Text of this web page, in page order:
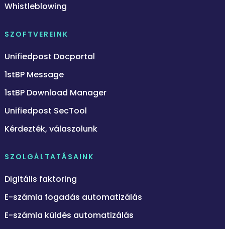
Whistleblowing
SZOFTVEREINK
Unifiedpost Docportal
1stBP Message
1stBP Download Manager
Unifiedpost SecTool
Kérdezték, válaszolunk
SZOLGÁLTATÁSAINK
Digitális faktoring
E-számla fogadás automatizálás
E-számla küldés automatizálás